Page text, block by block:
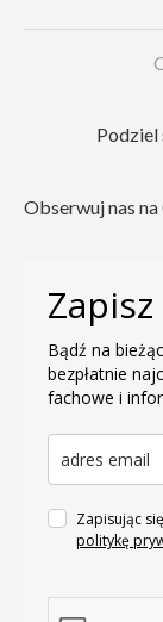
Podziel
Obserwuj nas
Bądź na
bezpłatnie
fachowe i
Zapisując
politykę